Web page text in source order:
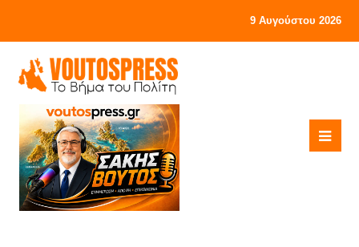
9 Αυγούστου 2026